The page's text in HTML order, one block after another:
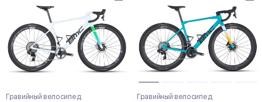
Гравийный велосипед Гравийный велосипед